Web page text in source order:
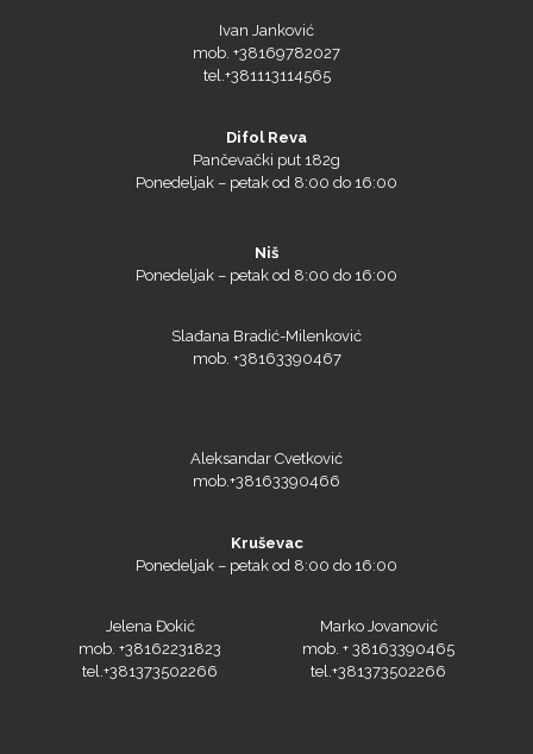
Ivan Janković
mob. +38169782027
tel.+381113114565
Difol Reva
Pančevački put 182g
Ponedeljak – petak od 8:00 do 16:00
Niš
Ponedeljak – petak od 8:00 do 16:00
Slađana Bradić-Milenković
mob. +38163390467
Aleksandar Cvetković
mob.+38163390466
Kruševac
Ponedeljak – petak od 8:00 do 16:00
Jelena Đokić
mob. +38162231823
tel.+381373502266
Marko Jovanović
mob. + 38163390465
tel.+381373502266